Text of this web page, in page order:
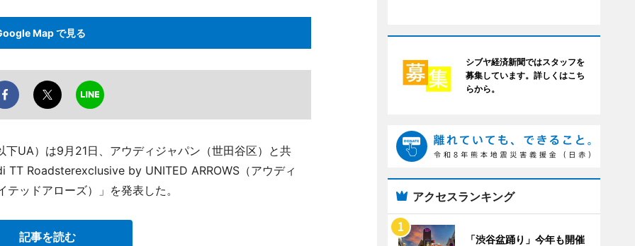
Map で見る
UA）は9月21日、アウディジャパン（世田谷区）と共
TT Roadsterexclusive by UNITED ARROWS（アウディ
ッドアローズ）」を発表した。
記事を読む
シブヤ経済新聞ではスタッフを
募集しています。詳しくはこち
らから。
アクセスランキング
「渋谷盆踊り」今年も開催